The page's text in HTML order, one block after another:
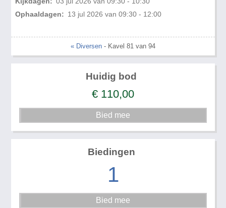
Ophaaldagen: 13 jul 2026 van 09:30 - 12:00
« Diversen - Kavel 81 van 94
Huidig bod
€ 110,00
Biedingen
1